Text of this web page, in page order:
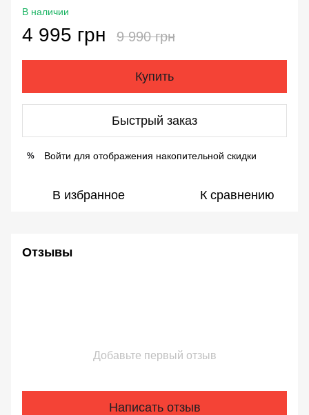
В наличии
4 995 грн 9 990 грн
Купить
Быстрый заказ
% Войти для отображения накопительной скидки
В избранное К сравнению
Отзывы
Добавьте первый отзыв
Написать отзыв